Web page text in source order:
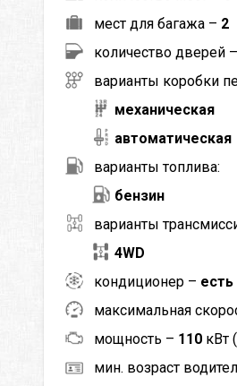
мест для багажа – 2
количество дверей –
варианты коробки
механическая
автоматическая
варианты топлива:
бензин
варианты
4WD
кондиционер – есть
максимальная
мощность – 110 кВт (
мин. возраст